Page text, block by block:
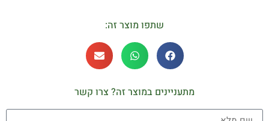
שתפו מוצר זה:
מתעניינים במוצר זה? צרו קשר